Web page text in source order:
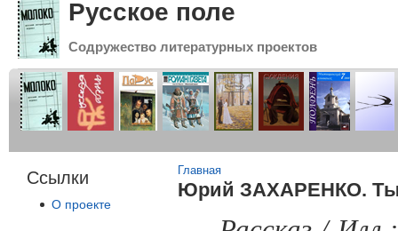
Русское поле
Содружество литературных проектов
Ссылки
О проекте
Вы здесь
Главная
Юрий ЗАХАРЕНКО.